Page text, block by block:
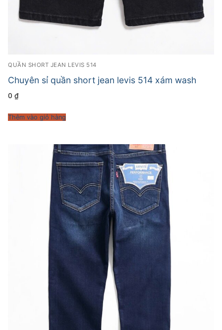
QUẦN SHORT JEAN LEVIS 514
Chuyên sỉ quần short jean levis 514 xám wash
0 ₫
Thêm vào giỏ hàng